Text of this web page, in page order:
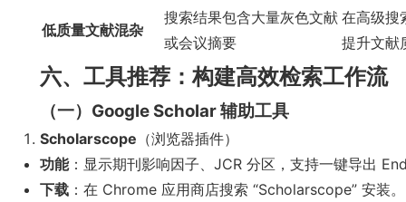
低质量文献混杂
搜索结果包含大量灰色文献
或会议摘要
在高级搜
提升文献
六、工具推荐：构建高效检索工作流
（一）Google Scholar 辅助工具
Scholarscope （浏览器插件）
功能：显示期刊影响因子、JCR 分区，支持一键导出
下载 ：在 Chrome 应用商店搜索 “Scholarscope” 安装。